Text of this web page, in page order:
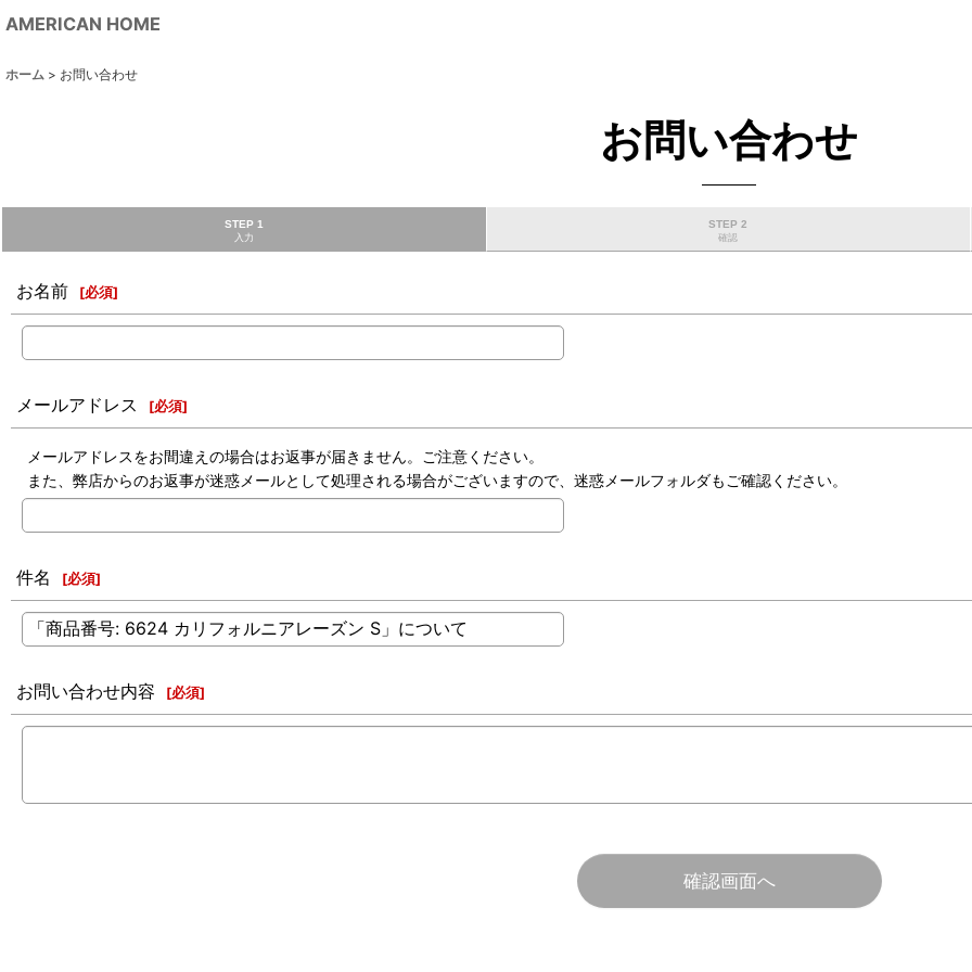
AMERICAN HOME
ホーム > お問い合わせ
お問い合わせ
STEP 1
入力
STEP 2
確認
お名前 [必須]
メールアドレス [必須]
メールアドレスをお間違えの場合はお返事が届きません。ご注意ください。
また、弊店からのお返事が迷惑メールとして処理される場合がございますので、迷惑メールフォルダもご確認ください。
件名 [必須]
お問い合わせ内容 [必須]
確認画面へ